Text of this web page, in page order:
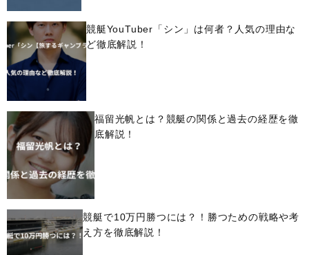
競艇YouTuber「シン」は何者？人気の理由な
ど徹底解説！
福留光帆とは？競艇の関係と過去の経歴を徹
底解説！
競艇で10万円勝つには？！勝つための戦略や考
え方を徹底解説！